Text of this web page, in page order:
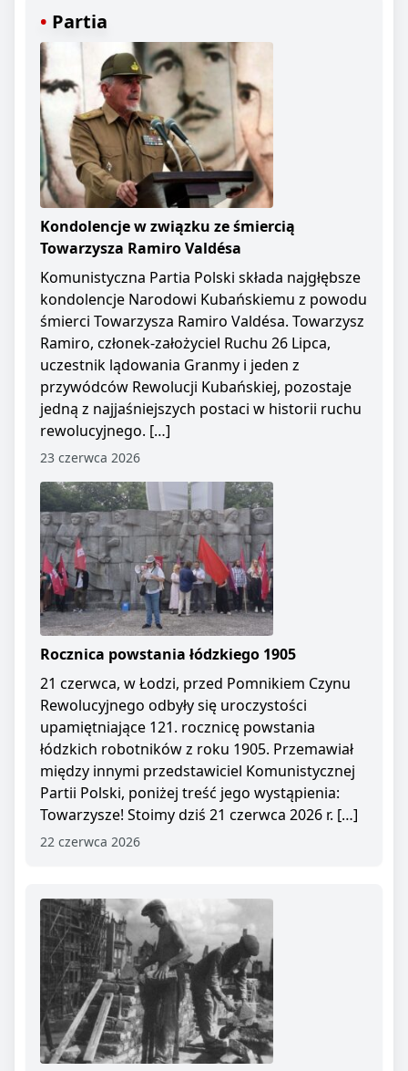
Partia
Kondolencje w związku ze śmiercią
Towarzysza Ramiro Valdésa
Komunistyczna Partia Polski składa najgłębsze
kondolencje Narodowi Kubańskiemu z powodu
śmierci Towarzysza Ramiro Valdésa. Towarzysz
Ramiro, członek-założyciel Ruchu 26 Lipca,
uczestnik lądowania Granmy i jeden z
przywódców Rewolucji Kubańskiej, pozostaje
jedną z najjaśniejszych postaci w historii ruchu
rewolucyjnego. […]
23 czerwca 2026
Rocznica powstania łódzkiego 1905
21 czerwca, w Łodzi, przed Pomnikiem Czynu
Rewolucyjnego odbyły się uroczystości
upamiętniające 121. rocznicę powstania
łódzkich robotników z roku 1905. Przemawiał
między innymi przedstawiciel Komunistycznej
Partii Polski, poniżej treść jego wystąpienia:
Towarzysze! Stoimy dziś 21 czerwca 2026 r. […]
22 czerwca 2026